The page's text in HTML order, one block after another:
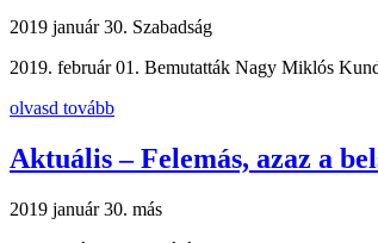
2019 január 30. Szabadság
2019. február 01. Bemutatták Nagy Miklós
olvasd tovább
Aktuális – Felemás, azaz a
2019 január 30. más